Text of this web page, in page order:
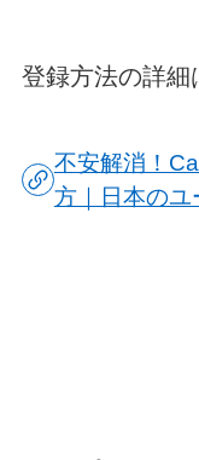
登録方法の詳細
不安解消！
方｜日本のユ